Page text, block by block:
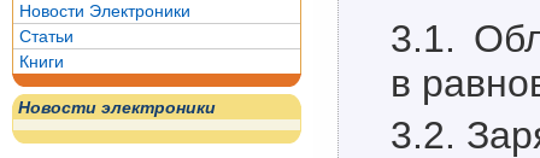
Новости Электроники
Статьи
Книги
Новости электроники
3.1.
в
3.2.